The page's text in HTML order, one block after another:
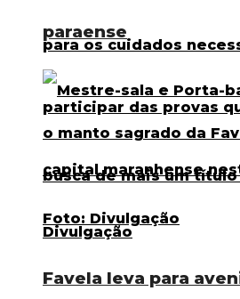
paraense
Favela leva para